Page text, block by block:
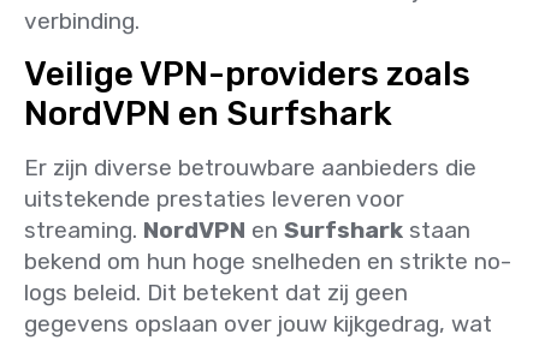
verbinding.
Veilige VPN-providers zoals
NordVPN en Surfshark
Er zijn diverse betrouwbare aanbieders die
uitstekende prestaties leveren voor
streaming. NordVPN en Surfshark staan
bekend om hun hoge snelheden en strikte no-
logs beleid. Dit betekent dat zij geen
gegevens opslaan over jouw kijkgedrag, wat